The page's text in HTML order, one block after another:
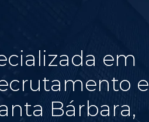
em
e
Bárbara,